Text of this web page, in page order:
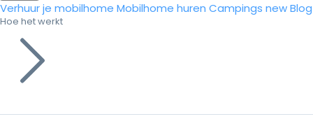
Verhuur je mobilhome Mobilhome huren Campings newBlog
Hoe het werkt